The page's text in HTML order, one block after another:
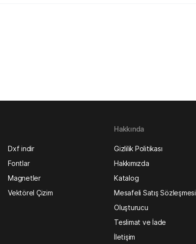
Dxf indir
Fontlar
Magnetler
Vektörel Çizim
Hakkında
Gizlilik Politikası
Hakkımızda
Katalog
Mesafeli Satış Sözleşmesi
Oluşturucu
Teslimat ve İade
İletişim